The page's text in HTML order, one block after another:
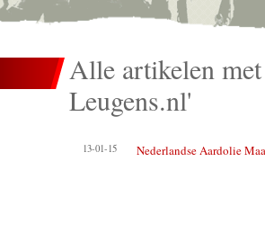
Alle artikelen
Leugens.nl'
13-01-15 Nederlandse Aardolie